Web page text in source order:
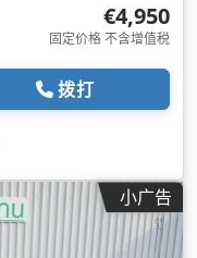
€4,950
固定价格 不含增值税
拨打
小广告